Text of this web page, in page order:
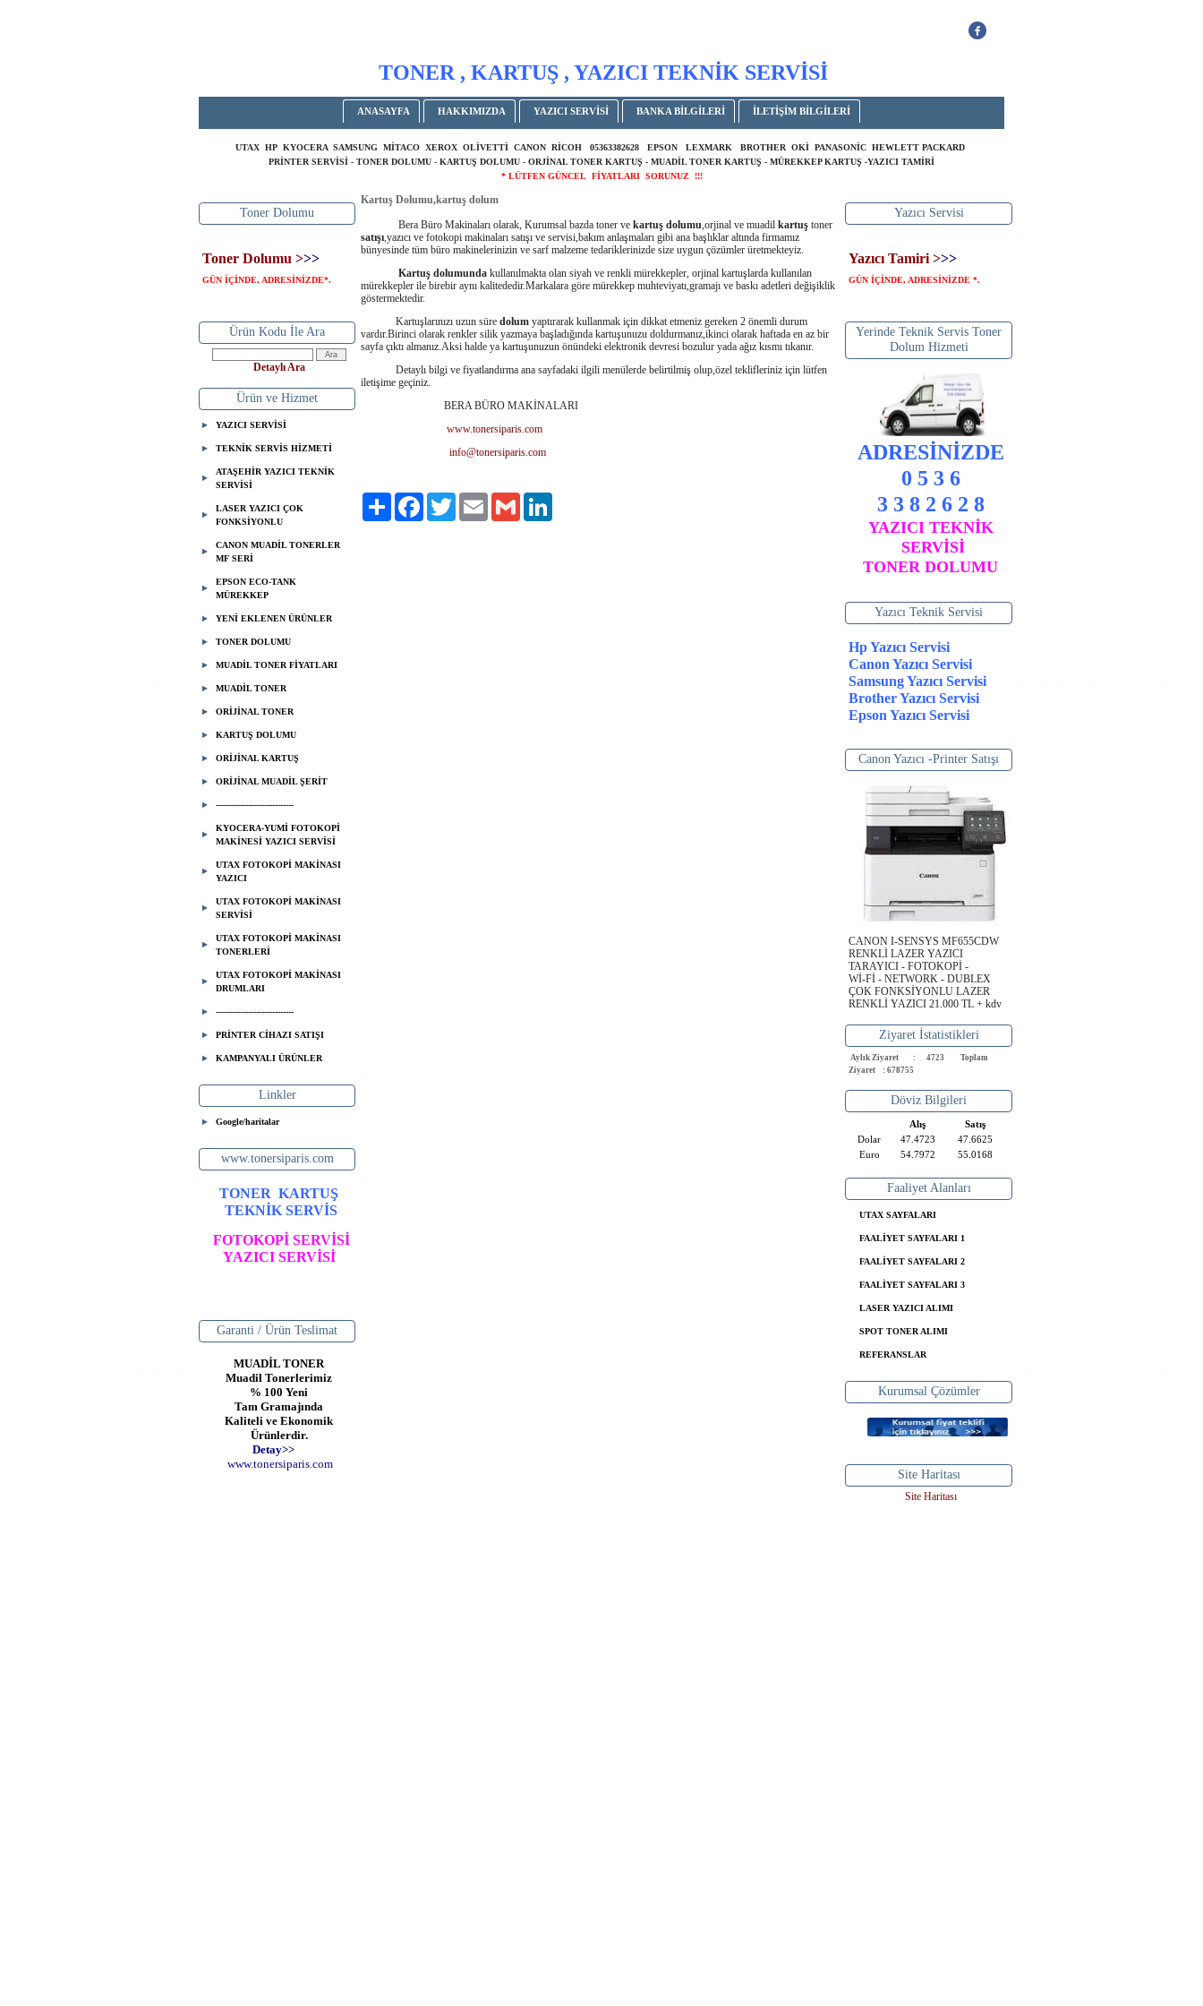
TONER , KARTUŞ , YAZICI TEKNİK SERVİSİ
ANASAYFA HAKKIMIZDA YAZICI SERVİSİ BANKA BİLGİLERİ İLETİŞİM BİLGİLERİ
UTAX HP KYOCERA SAMSUNG MİTACO XEROX OLİVETTİ CANON RİCOH 05363382628 EPSON LEXMARK BROTHER OKİ PANASONİC HEWLETT PACKARD
PRİNTER SERVİSİ - TONER DOLUMU - KARTUŞ DOLUMU - ORJİNAL TONER KARTUŞ - MUADİL TONER KARTUŞ - MÜREKKEP KARTUŞ -YAZICI TAMİRİ
* LÜTFEN GÜNCEL FİYATLARI SORUNUZ !!!
Toner Dolumu
Toner Dolumu >>>
GÜN İÇİNDE, ADRESİNİZDE*.
Ürün Kodu İle Ara
Detaylı Ara
Ürün ve Hizmet
YAZICI SERVİSİ
TEKNİK SERVİS HİZMETİ
ATAŞEHİR YAZICI TEKNİK
SERVİSİ
LASER YAZICI ÇOK
FONKSİYONLU
CANON MUADİL TONERLER
MF SERİ
EPSON ECO-TANK
MÜREKKEP
YENİ EKLENEN ÜRÜNLER
TONER DOLUMU
MUADİL TONER FİYATLARI
MUADİL TONER
ORİJİNAL TONER
KARTUŞ DOLUMU
ORİJİNAL KARTUŞ
ORİJİNAL MUADİL ŞERİT
-----------------------------
KYOCERA-YUMİ FOTOKOPİ
MAKİNESİ YAZICI SERVİSİ
UTAX FOTOKOPİ MAKİNASI
YAZICI
UTAX FOTOKOPİ MAKİNASI
SERVİSİ
UTAX FOTOKOPİ MAKİNASI
TONERLERİ
UTAX FOTOKOPİ MAKİNASI
DRUMLARI
-----------------------------
PRİNTER CİHAZI SATIŞI
KAMPANYALI ÜRÜNLER
Linkler
Google/haritalar
www.tonersiparis.com
TONER KARTUŞ
TEKNİK SERVİS
FOTOKOPİ SERVİSİ
YAZICI SERVİSİ
Garanti / Ürün Teslimat
MUADİL TONER
Muadil Tonerlerimiz
% 100 Yeni
Tam Gramajında
Kaliteli ve Ekonomik
Ürünlerdir.
Detay>>
www.tonersiparis.com
Kartuş Dolumu,kartuş dolum
Bera Büro Makinaları olarak, Kurumsal bazda toner ve kartuş dolumu,orjinal ve muadil kartuş toner
satışı,yazıcı ve fotokopi makinaları satışı ve servisi,bakım anlaşmaları gibi ana başlıklar altında firmamız
bünyesinde tüm büro makinelerinizin ve sarf malzeme tedariklerinizde size uygun çözümler üretmekteyiz.
Kartuş dolumunda kullanılmakta olan siyah ve renkli mürekkepler, orjinal kartuşlarda kullanılan
mürekkepler ile birebir aynı kalitededir.Markalara göre mürekkep muhteviyatı,gramajı ve baskı adetleri değişiklik
göstermektedir.
Kartuşlarınızı uzun süre dolum yaptırarak kullanmak için dikkat etmeniz gereken 2 önemli durum
vardır.Birinci olarak renkler silik yazmaya başladığında kartuşunuzu doldurmanız,ikinci olarak haftada en az bir
sayfa çıktı almanız.Aksi halde ya kartuşunuzun önündeki elektronik devresi bozulur yada ağız kısmı tıkanır.
Detaylı bilgi ve fiyatlandırma ana sayfadaki ilgili menülerde belirtilmiş olup,özel teklifleriniz için lütfen
iletişime geçiniz.
BERA BÜRO MAKİNALARI
www.tonersiparis.com
info@tonersiparis.com
Paylaş FacebookTwitter Email Gmail
Yazıcı Servisi
Yazıcı Tamiri >>>
GÜN İÇİNDE, ADRESİNİZDE *.
Yerinde Teknik Servis Toner
Dolum Hizmeti
ADRESİNİZDE
0 5 3 6
3 3 8 2 6 2 8
YAZICI TEKNİK
SERVİSİ
TONER DOLUMU
Yazıcı Teknik Servisi
Hp Yazıcı Servisi
Canon Yazıcı Servisi
Samsung Yazıcı Servisi
Brother Yazıcı Servisi
Epson Yazıcı Servisi
Canon Yazıcı -Printer Satışı
CANON I-SENSYS MF655CDW
RENKLİ LAZER YAZICI
TARAYICI - FOTOKOPİ -
Wİ-Fİ - NETWORK - DUBLEX
ÇOK FONKSİYONLU LAZER
RENKLİ YAZICI 21.000 TL + kdv
Ziyaret İstatistikleri
Aylık Ziyaret : 4723
Toplam
Ziyaret : 678755
Döviz Bilgileri
Alış
Satış
Dolar
47.4723
47.6625
Euro
54.7972 55.0168
Faaliyet Alanları
UTAX SAYFALARI
FAALİYET SAYFALARI 1
FAALİYET SAYFALARI 2
FAALİYET SAYFALARI 3
LASER YAZICI ALIMI
SPOT TONER ALIMI
REFERANSLAR
Kurumsal Çözümler
Site Haritası
Site Haritası